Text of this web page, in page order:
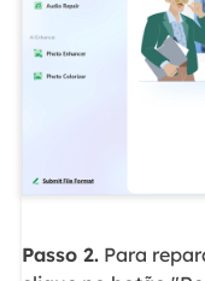
Passo 2.Para